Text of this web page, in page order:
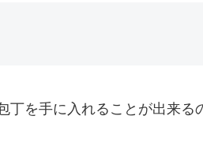
を手に入れることが出来る